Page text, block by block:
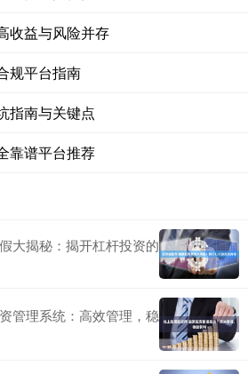
收益与风险并存
规平台指南
指南与关键点
靠谱平台推荐
大揭秘：揭开杠杆投资的
管理系统：高效管理，稳